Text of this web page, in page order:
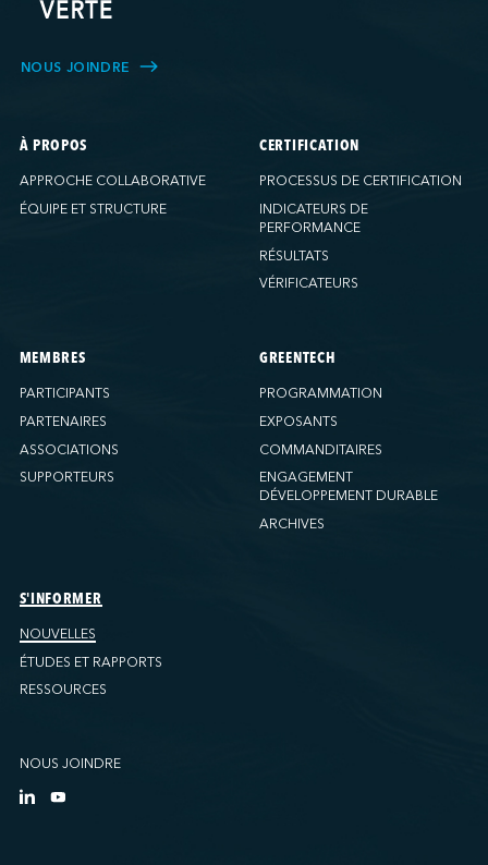
NOUS JOINDRE
À PROPOS
APPROCHE COLLABORATIVE
ÉQUIPE ET STRUCTURE
CERTIFICATION
PROCESSUS DE CERTIFICATION
INDICATEURS DE
PERFORMANCE
RÉSULTATS
VÉRIFICATEURS
MEMBRES
PARTICIPANTS
PARTENAIRES
ASSOCIATIONS
SUPPORTEURS
GREENTECH
PROGRAMMATION
EXPOSANTS
COMMANDITAIRES
ENGAGEMENT
DÉVELOPPEMENT DURABLE
ARCHIVES
S'INFORMER
NOUVELLES
ÉTUDES ET RAPPORTS
RESSOURCES
NOUS JOINDRE